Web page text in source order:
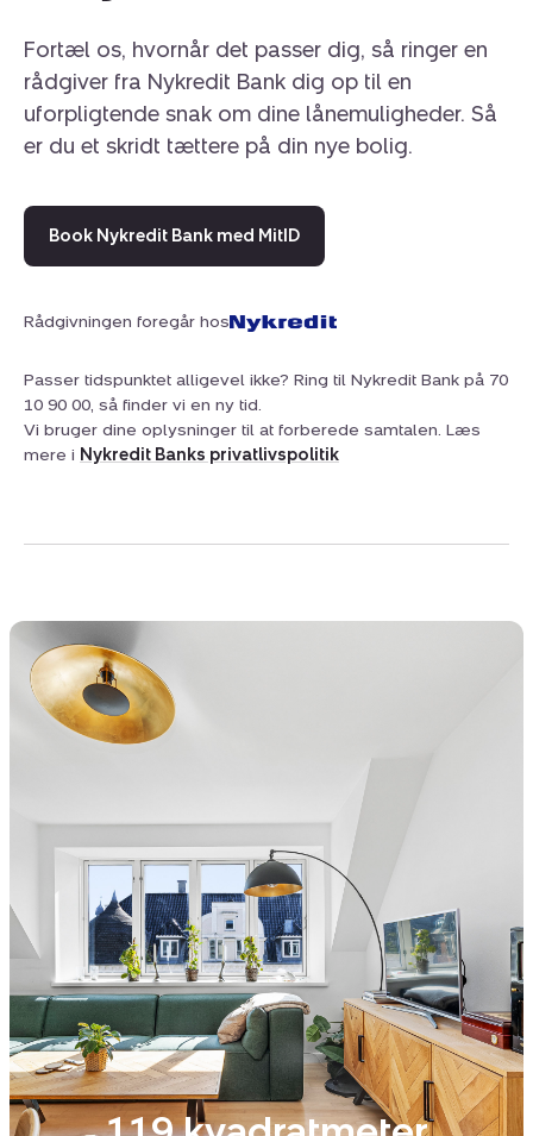
Fortæl os, hvornår det passer dig, så ringer en
rådgiver fra Nykredit Bank dig op til en
uforpligtende snak om dine lånemuligheder. Så
er du et skridt tættere på din nye bolig.
Book Nykredit Bank med MitID
Rådgivningen foregår hos
Passer tidspunktet alligevel ikke? Ring til Nykredit Bank på 70
10 90 00, så finder vi en ny tid.
Vi bruger dine oplysninger til at forberede samtalen. Læs
mere i Nykredit Banks privatlivspolitik